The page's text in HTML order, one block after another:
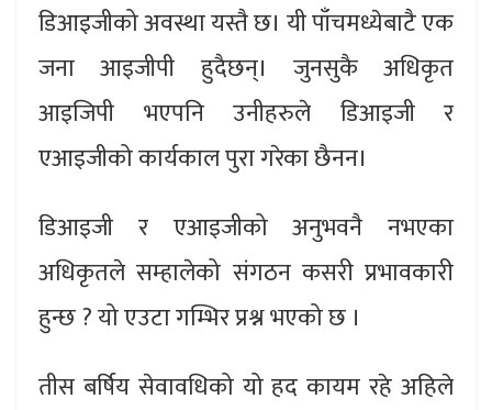
डिआइजीको अवस्था यस्तै छ। यी पाँचमध्येबाटै एक
जना आइजीपी हुदैछन्। जुनसुकै अधिकृत
आइजिपी भएपनि उनीहरुले डिआइजी र
एआइजीको कार्यकाल पुरा गरेका छैनन।
डिआइजी र एआइजीको अनुभवनै नभएका
अधिकृतले सम्हालेको संगठन कसरी प्रभावकारी
हुन्छ ? यो एउटा गम्भिर प्रश्न भएको छ ।
तीस बर्षिय सेवावधिको यो हद कायम रहे अहिले